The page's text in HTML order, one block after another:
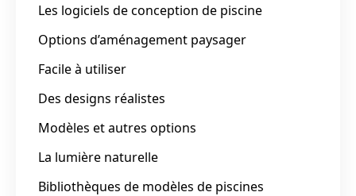
Les logiciels de conception de piscine
Options d’aménagement paysager
Facile à utiliser
Des designs réalistes
Modèles et autres options
La lumière naturelle
Bibliothèques de modèles de piscines